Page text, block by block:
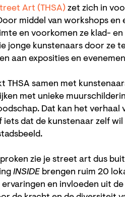
Art (THSA) zet zich in
middel van workshops
en voorkomen ze klad-
jonge kunstenaars door ze
aan exposities en
THSA samen met
met unieke
Dat kan het verhaal
iets dat de kunstenaar zelf
zie je street art dus
INSIDE brengen ruim 20
ervaringen en invloeden uit